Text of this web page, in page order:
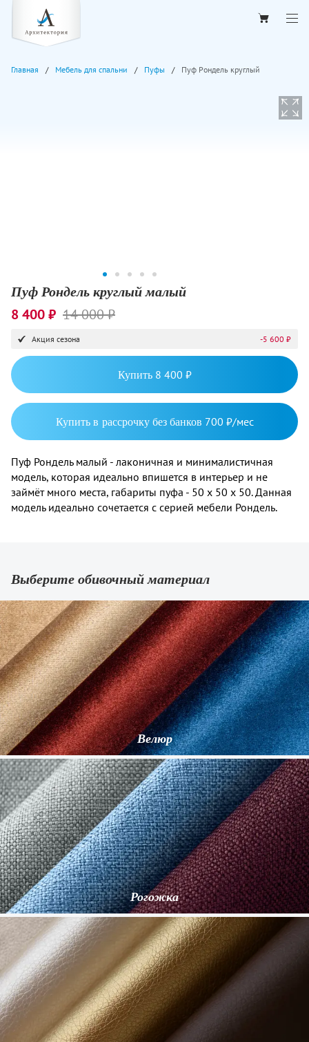
Главная Мебель для спальни Пуфы Пуф Рондель круглый
Пуф Рондель круглый малый
8 400 ₽ 14 000 ₽
Акция сезона -5 600 ₽
Купить 8 400 ₽
Купить в рассрочку без банков 700 ₽/мес
Пуф Рондель малый - лаконичная и минималистичная
модель, которая идеально впишется в интерьер и не
займёт много места, габариты пуфа - 50 х 50 х 50. Данная
модель идеально сочетается с серией мебели Рондель.
Выберите обивочный материал
Велюр
Рогожка